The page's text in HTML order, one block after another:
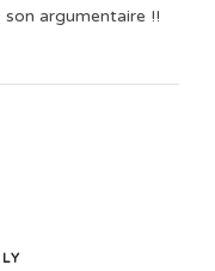
argumentaire !!